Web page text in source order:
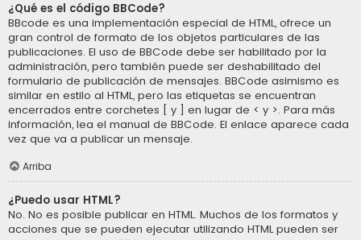
¿Qué es el código BBCode?
BBcode es una implementación especial de HTML, ofrece un
gran control de formato de los objetos particulares de las
publicaciones. El uso de BBCode debe ser habilitado por la
administración, pero también puede ser deshabilitado del
formulario de publicación de mensajes. BBCode asimismo es
similar en estilo al HTML, pero las etiquetas se encuentran
encerrados entre corchetes [ y ] en lugar de < y >. Para más
información, lea el manual de BBCode. El enlace aparece cada
vez que va a publicar un mensaje.
Arriba
¿Puedo usar HTML?
No. No es posible publicar en HTML. Muchos de los formatos y
acciones que se pueden ejecutar utilizando HTML pueden ser